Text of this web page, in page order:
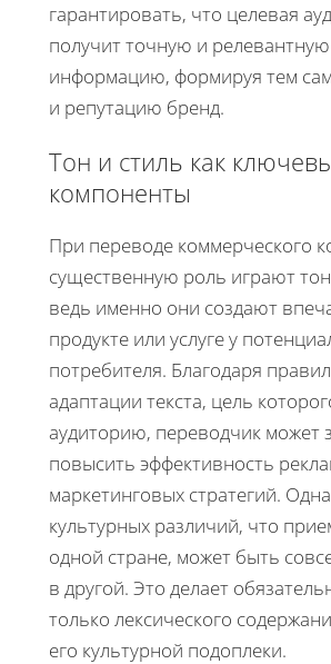
гарантировать, что целевая
получит точную и релевантную
информацию, формируя тем
и репутацию бренд.
Тон и стиль как
компоненты
При переводе коммерческого
существенную роль играют
ведь именно они создают
продукте или услуге у
потребителя. Благодаря
адаптации текста, цель
аудиторию, переводчик может
повысить эффективность
маркетинговых стратегий.
культурных различий, что
одной стране, может быть
в другой. Это делает
только лексического
его культурной подоплеки.